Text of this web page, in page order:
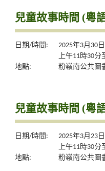
兒童故事時間 (粵
日期/時間:
2025年3月30
上午11時30
地點:
粉嶺南公共圖
兒童故事時間 (粵
日期/時間:
2025年3月23
上午11時30
地點:
粉嶺南公共圖